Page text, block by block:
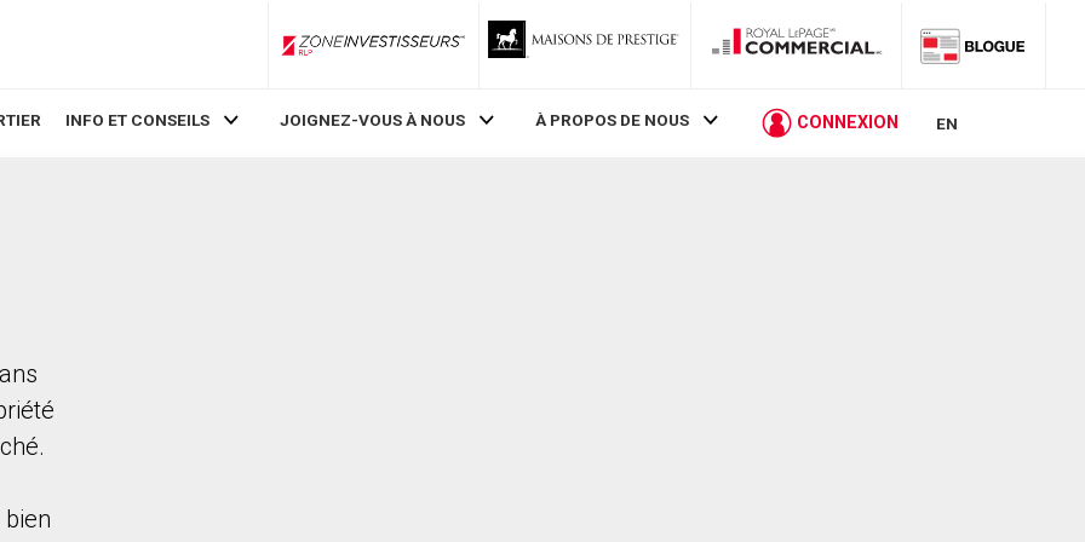
ZoneInvestisseurs RLP
INFO ET CONSEILS JOIGNEZ-VOUS À NOUS À PROPOS DE NOUS CONNEXION EN